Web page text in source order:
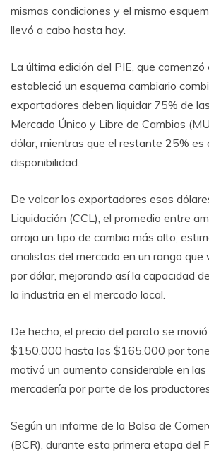
mismas condiciones y el mismo
llevó a cabo hasta hoy.
La última edición del PIE, que comenzó
estableció un esquema cambiario
exportadores deben liquidar 75% de
Mercado Único y Libre de Cambios
dólar, mientras que el restante 25% es
disponibilidad.
De volcar los exportadores esos
Liquidación (CCL), el promedio entre
arroja un tipo de cambio más alto,
analistas del mercado en un rango
por dólar, mejorando así la capacidad
la industria en el mercado local.
De hecho, el precio del poroto se
$150.000 hasta los $165.000 por
motivó un aumento considerable en
mercadería por parte de los
Según un informe de la Bolsa de
(BCR), durante esta primera etapa del